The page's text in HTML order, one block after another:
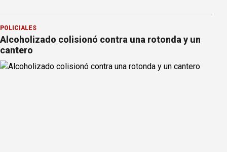
POLICIALES
Alcoholizado colisionó contra una rotonda y un
cantero